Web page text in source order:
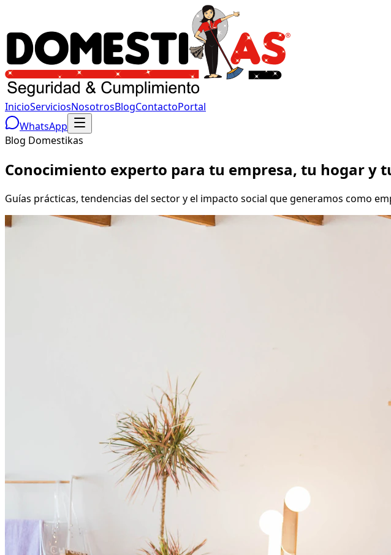
InicioServiciosNosotrosBlogContactoPortal
WhatsApp
Blog Domestikas
Conocimiento experto para tu empresa, tu hogar y
Guías prácticas, tendencias del sector y el impacto social que generamos como